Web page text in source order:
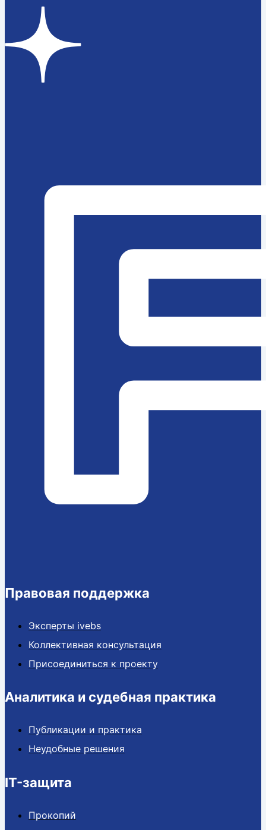
Правовая поддержка
Эксперты ivebs
Коллективная консультация
Присоединиться к проекту
Аналитика и судебная практика
Публикации и практика
Неудобные решения
IT-защита
Прокопий